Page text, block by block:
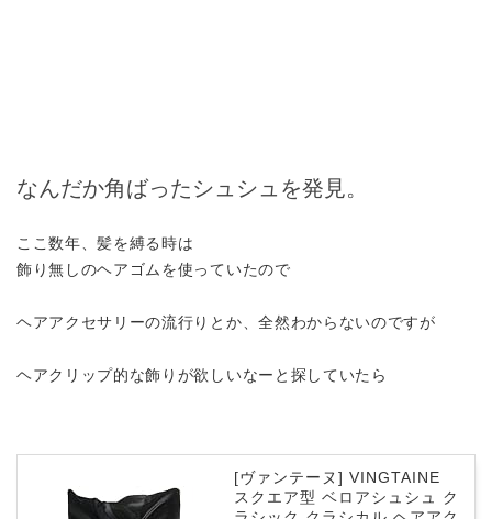
なんだか角ばったシュシュを発見。
ここ数年、髪を縛る時は
飾り無しのヘアゴムを使っていたので
ヘアアクセサリーの流行りとか、全然わからないのですが
ヘアクリップ的な飾りが欲しいなーと探していたら
[ヴァンテーヌ] VINGTAINE
スクエア型 ベロアシュシュ ク